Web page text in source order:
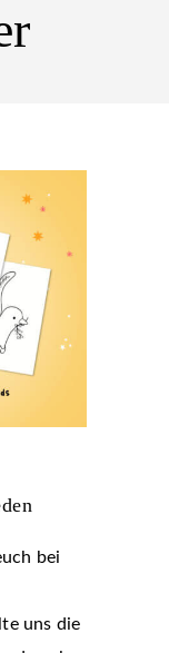
bei
uns die